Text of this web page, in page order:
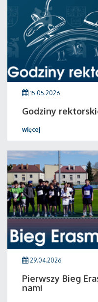
15.05.2026
Godziny
więcej
29.04.2026
Pierwszy Bieg
nami